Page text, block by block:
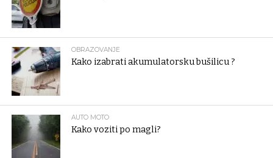
OBRAZOVANJE
Kako izabrati akumulatorsku bušilicu ?
AUTO MOTO
Kako voziti po magli?